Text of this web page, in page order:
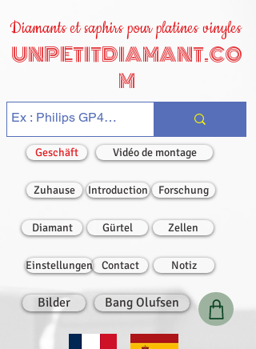
Diamants et saphirs pour platines vinyles
UNPETITDIAMANT.CO
M
Geschäft Vidéo de montage
Zuhause Introduction Forschung
Diamant Gürtel Zellen
Einstellungen Contact Notiz
Bilder Bang Olufsen